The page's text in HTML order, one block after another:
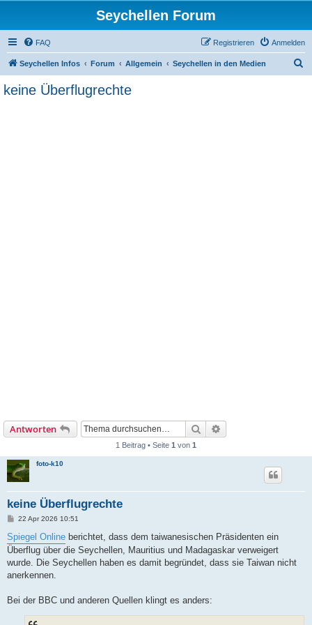
Seychellen Forum
FAQ Anmelden
Registrieren
Seychellen Infos Forum Allgemein Seychellen in den Medien
keine Überflugrechte
Antworten Suche
1 Beitrag • Seite 1 von 1
foto-k10
keine Überflugrechte
B
i
t
r
a
g
22 Apr 2026 10:51
Spiegel Online berichtet, dass dem taiwanesischen Präsidenten ein
Überflug über die Seychellen, Mauritius und Madagaskar verweigert
wurde. Die Seychellen haben es damit begründet, dass sie Taiwan nicht
anerkennen.
Bei der BBC und anderen Quellen klingt es anders: